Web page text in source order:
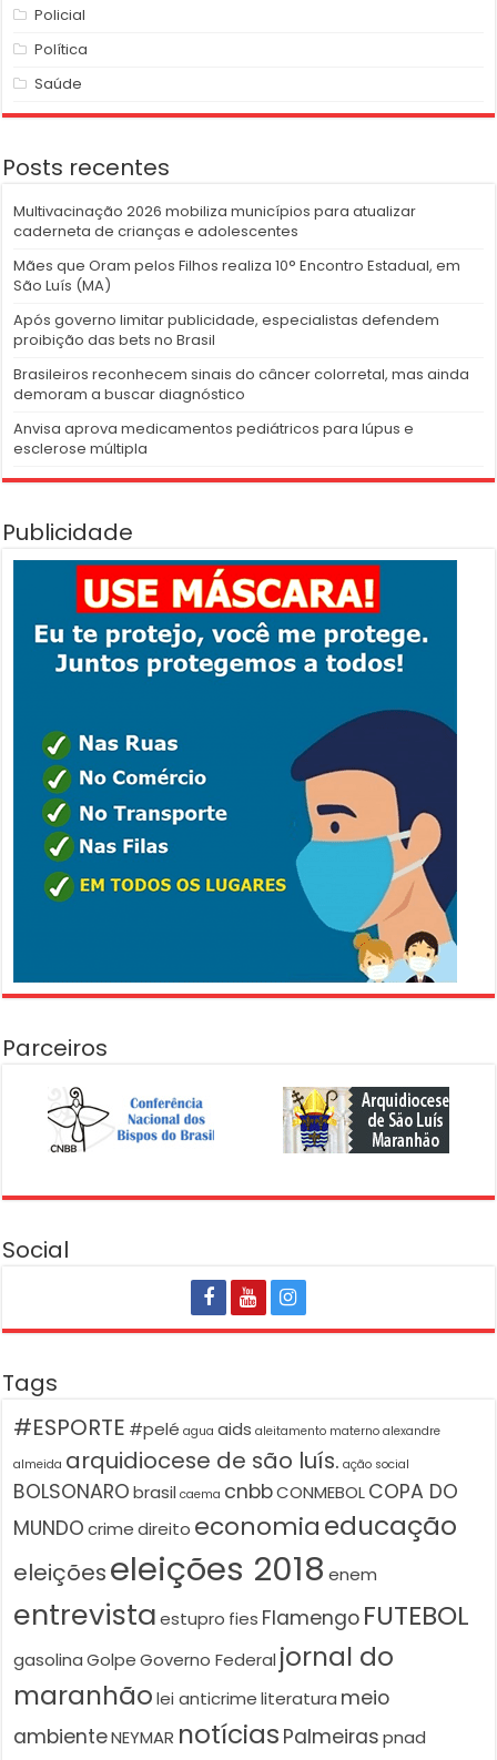
Policial
Política
Saúde
Posts recentes
Multivacinação 2026 mobiliza municípios para atualizar
caderneta de crianças e adolescentes
Mães que Oram pelos Filhos realiza 10° Encontro Estadual, em
São Luís (MA)
Após governo limitar publicidade, especialistas defendem
proibição das bets no Brasil
Brasileiros reconhecem sinais do câncer colorretal, mas ainda
demoram a buscar diagnóstico
Anvisa aprova medicamentos pediátricos para lúpus e
esclerose múltipla
Publicidade
Parceiros
Social
Tags
#ESPORTE #pelé agua aids aleitamento materno alexandre
almeida arquidiocese de são luís. ação social
BOLSONARO brasil caema cnbbCONMEBOLCOPA DO
MUNDO crime direito economiaeducação
eleiçõeseleições 2018 enem
entrevista estupro fies Flamengo FUTEBOL
gasolina Golpe Governo Federal jornal do
maranhão lei anticrime literatura meio
ambienteNEYMAR notícias Palmeiras pnad